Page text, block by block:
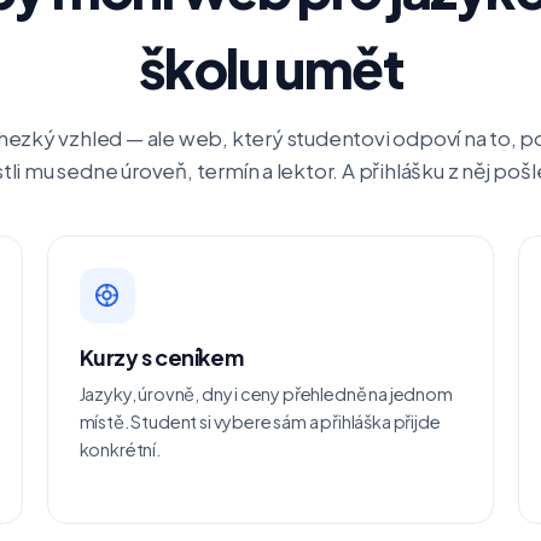
školu umět
vzhled — ale web, který studentovi odpoví na to,
mu sedne úroveň, termín a lektor. A přihlášku z něj
Kurzy s ceníkem
Jazyky, úrovně, dny i ceny přehledně na jednom
místě. Student si vybere sám a přihláška přijde
konkrétní.